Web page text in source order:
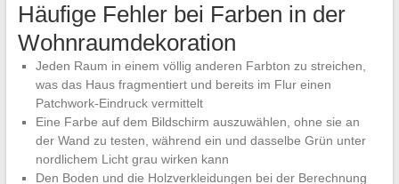
Häufige Fehler bei Farben in der
Wohnraumdekoration
Jeden Raum in einem völlig anderen Farbton zu streichen,
was das Haus fragmentiert und bereits im Flur einen
Patchwork-Eindruck vermittelt
Eine Farbe auf dem Bildschirm auszuwählen, ohne sie an
der Wand zu testen, während ein und dasselbe Grün unter
nordlichem Licht grau wirken kann
Den Boden und die Holzverkleidungen bei der Berechnung